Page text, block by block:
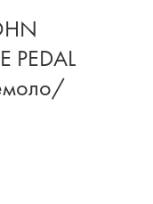
PEDAL